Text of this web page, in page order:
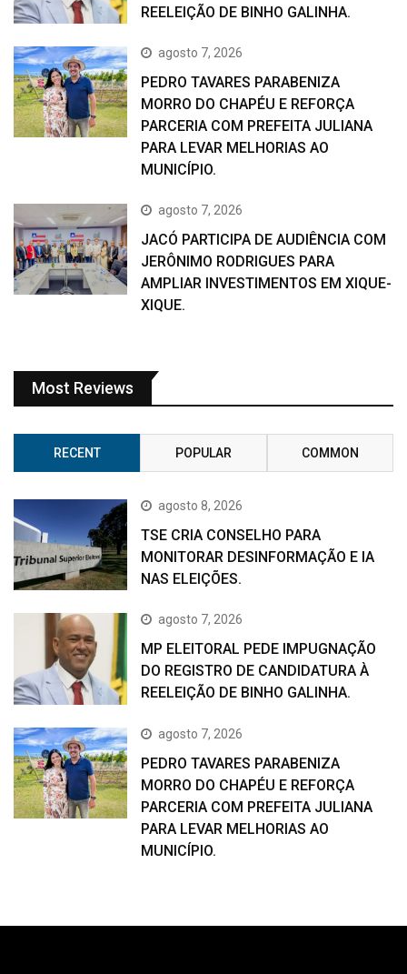
REELEIÇÃO DE BINHO GALINHA.
agosto 7, 2026
PEDRO TAVARES PARABENIZA
MORRO DO CHAPÉU E REFORÇA
PARCERIA COM PREFEITA JULIANA
PARA LEVAR MELHORIAS AO
MUNICÍPIO.
agosto 7, 2026
JACÓ PARTICIPA DE AUDIÊNCIA COM
JERÔNIMO RODRIGUES PARA
AMPLIAR INVESTIMENTOS EM XIQUE-
XIQUE.
Most Reviews
RECENT POPULAR COMMON
agosto 8, 2026
TSE CRIA CONSELHO PARA
MONITORAR DESINFORMAÇÃO E IA
NAS ELEIÇÕES.
agosto 7, 2026
MP ELEITORAL PEDE IMPUGNAÇÃO
DO REGISTRO DE CANDIDATURA À
REELEIÇÃO DE BINHO GALINHA.
agosto 7, 2026
PEDRO TAVARES PARABENIZA
MORRO DO CHAPÉU E REFORÇA
PARCERIA COM PREFEITA JULIANA
PARA LEVAR MELHORIAS AO
MUNICÍPIO.